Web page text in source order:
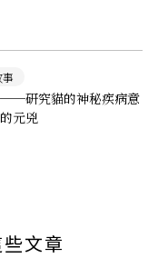
研究貓的神秘疾病意
元兇
文章